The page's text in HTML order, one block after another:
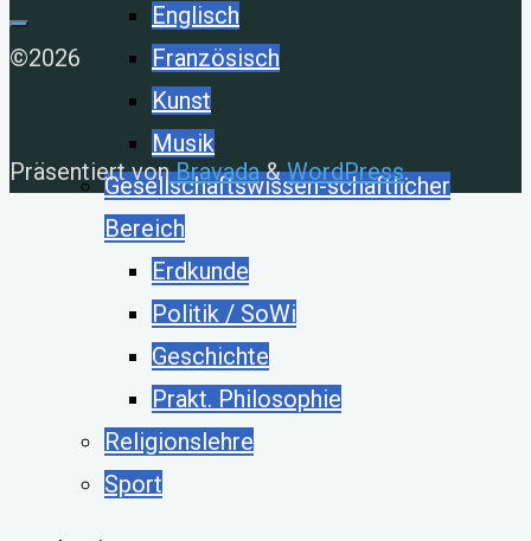
Englisch
Französisch
Kunst
Musik
Gesellschaftswissen-schaftlicher
Bereich
Erdkunde
Politik / SoWi
Geschichte
Prakt. Philosophie
Religionslehre
Sport
©2026
Präsentiert vonBravada&WordPress.